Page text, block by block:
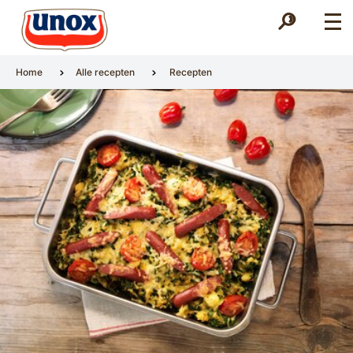
Zoek
Zoek
Home Alle recepten Recepten